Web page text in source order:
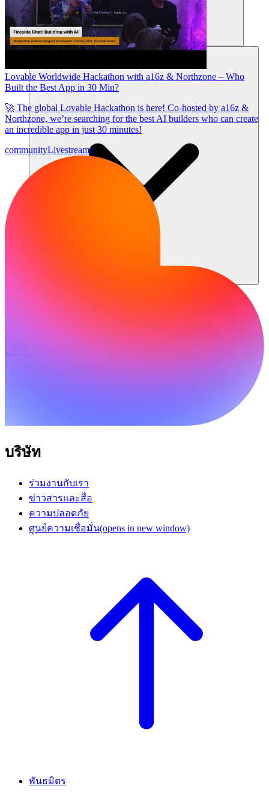
Lovable Worldwide Hackathon with a16z & Northzone – Who
Built the Best App in 30 Min?
🚀 The global Lovable Hackathon is here! Co-hosted by a16z &
Northzone, we’re searching for the best AI builders who can create
an incredible app in just 30 minutes!
communityLivestreams
บริษัท
ร่วมงานกับเรา
ข่าวสารและสื่อ
ความปลอดภัย
ศูนย์ความเชื่อมั่น(opens in new window)
พันธมิตร